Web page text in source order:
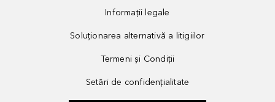
Informații legale
Soluționarea alternativă a litigiilor
Termeni și Condiții
Setări de confidențialitate